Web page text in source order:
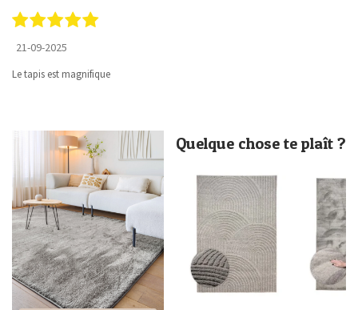
21-09-2025
Le tapis est magnifique
Quelque chose te plaît ?